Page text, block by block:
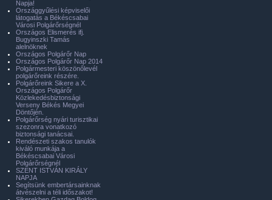
Napja!
Országgyűlési képviselői
látogatás a Békéscsabai
Városi Polgárőrségnél
Országos Elismerés ifj.
Bugyinszki Tamás
alelnöknek
Országos Polgárőr Nap
Országos Polgárőr Nap 2014
Polgármesteri köszönőlevél
polgárőreink részére.
Polgárőreink Sikere a X.
Országos Polgárőr
Közlekedésbiztonsági
Verseny Békés Megyei
Döntőjén.
Polgárőrség nyári turisztikai
szezonra vonatkozó
biztonsági tanácsai.
Rendészeti szakos tanulók
kiváló munkája a
Békéscsabai Városi
Polgárőrségnél
SZENT ISTVÁN KIRÁLY
NAPJA
Segítsünk embertársainknak
átvészelni a téli időszakot!